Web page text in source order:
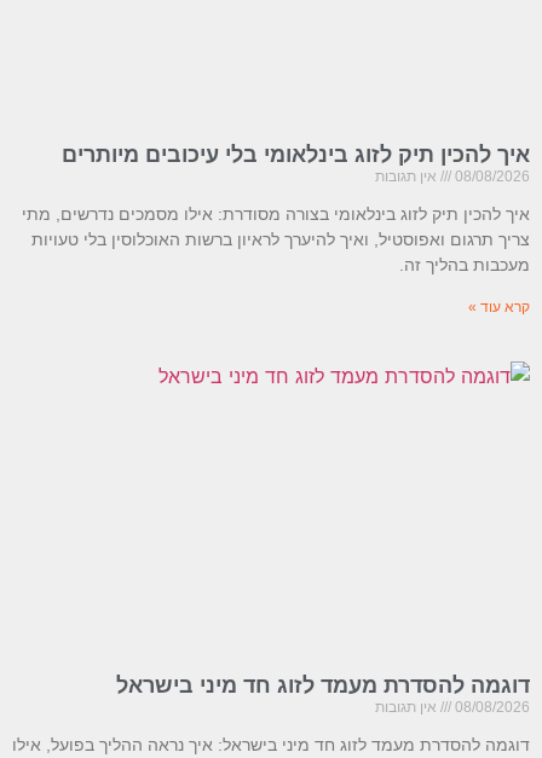
איך להכין תיק לזוג בינלאומי בלי עיכובים מיותרים
08/08/2026 אין תגובות
איך להכין תיק לזוג בינלאומי בצורה מסודרת: אילו מסמכים נדרשים, מתי
צריך תרגום ואפוסטיל, ואיך להיערך לראיון ברשות האוכלוסין בלי טעויות
מעכבות בהליך זה.
קרא עוד »
דוגמה להסדרת מעמד לזוג חד מיני בישראל
08/08/2026 אין תגובות
דוגמה להסדרת מעמד לזוג חד מיני בישראל: איך נראה ההליך בפועל, אילו